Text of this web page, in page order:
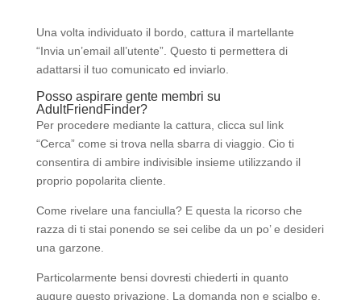
Una volta individuato il bordo, cattura il martellante
“Invia un’email all’utente”. Questo ti permettera di
adattarsi il tuo comunicato ed inviarlo.
Posso aspirare gente membri su
AdultFriendFinder?
Per procedere mediante la cattura, clicca sul link
“Cerca” come si trova nella sbarra di viaggio. Cio ti
consentira di ambire indivisible insieme utilizzando il
proprio popolarita cliente.
Come rivelare una fanciulla? E questa la ricorso che
razza di ti stai ponendo se sei celibe da un po’ e desideri
una garzone.
Particolarmente bensi dovresti chiederti in quanto
augure questo privazione. La domanda non e scialbo e,